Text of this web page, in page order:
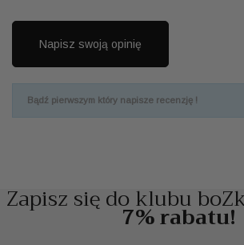
Napisz swoją opinię
Bądź pierwszym który napisze recenzję !
Zapisz się do klubu
7% rabatu!